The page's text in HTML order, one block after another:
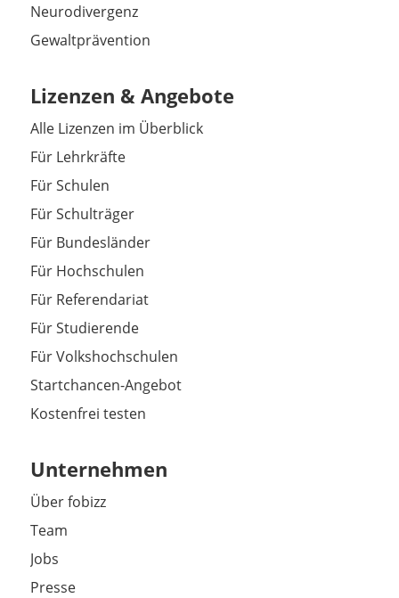
Neurodivergenz
Gewaltprävention
Lizenzen & Angebote
Alle Lizenzen im Überblick
Für Lehrkräfte
Für Schulen
Für Schulträger
Für Bundesländer
Für Hochschulen
Für Referendariat
Für Studierende
Für Volkshochschulen
Startchancen-Angebot
Kostenfrei testen
Unternehmen
Über fobizz
Team
Jobs
Presse